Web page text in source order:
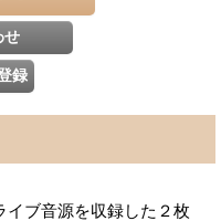
イブ音源を収録した２枚